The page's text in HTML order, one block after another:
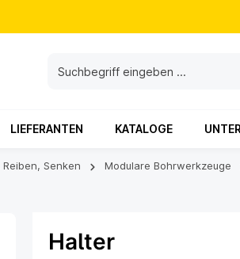
LIEFERANTEN KATALOGE
Senken Modulare Bohrwerkzeuge
Halter